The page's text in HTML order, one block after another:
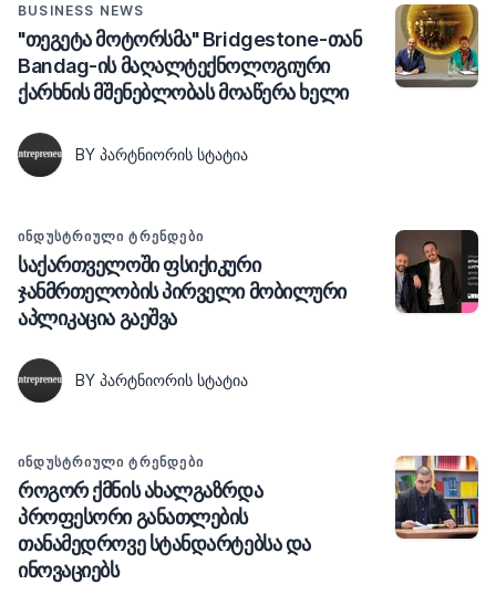
BUSINESS NEWS
"თეგეტა მოტორსმა" Bridgestone-თან
Bandag-ის მაღალტექნოლოგიური
ქარხნის მშენებლობას მოაწერა ხელი
BY ᲞᲐᲠᲢᲜᲘᲝᲠᲘᲡ ᲡᲢᲐᲢᲘᲐ
ᲘᲜᲓᲣᲡᲢᲠᲘᲣᲚᲘ ᲢᲠᲔᲜᲓᲔᲑᲘ
საქართველოში ფსიქიკური
ჯანმრთელობის პირველი მობილური
აპლიკაცია გაეშვა
BY ᲞᲐᲠᲢᲜᲘᲝᲠᲘᲡ ᲡᲢᲐᲢᲘᲐ
ᲘᲜᲓᲣᲡᲢᲠᲘᲣᲚᲘ ᲢᲠᲔᲜᲓᲔᲑᲘ
როგორ ქმნის ახალგაზრდა
პროფესორი განათლების
თანამედროვე სტანდარტებსა და
ინოვაციებს